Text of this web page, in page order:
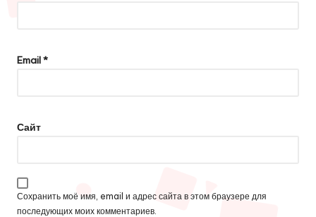
Email*
Сайт
Сохранить моё имя, email и адрес сайта в этом браузере для
последующих моих комментариев.